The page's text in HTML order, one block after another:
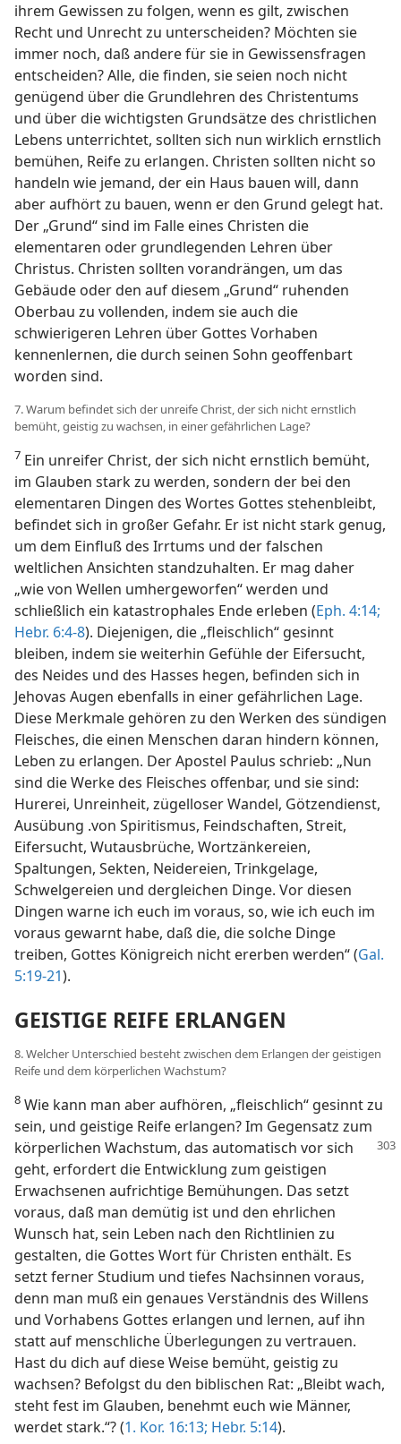
ihrem Gewissen zu folgen, wenn es gilt, zwischen
Recht und Unrecht zu unterscheiden? Möchten sie
immer noch, daß andere für sie in Gewissensfragen
entscheiden? Alle, die finden, sie seien noch nicht
genügend über die Grundlehren des Christentums
und über die wichtigsten Grundsätze des christlichen
Lebens unterrichtet, sollten sich nun wirklich ernstlich
bemühen, Reife zu erlangen. Christen sollten nicht so
handeln wie jemand, der ein Haus bauen will, dann
aber aufhört zu bauen, wenn er den Grund gelegt hat.
Der „Grund“ sind im Falle eines Christen die
elementaren oder grundlegenden Lehren über
Christus. Christen sollten vorandrängen, um das
Gebäude oder den auf diesem „Grund“ ruhenden
Oberbau zu vollenden, indem sie auch die
schwierigeren Lehren über Gottes Vorhaben
kennenlernen, die durch seinen Sohn geoffenbart
worden sind.
7. Warum befindet sich der unreife Christ, der sich nicht ernstlich
bemüht, geistig zu wachsen, in einer gefährlichen Lage?
7 Ein unreifer Christ, der sich nicht ernstlich bemüht,
im Glauben stark zu werden, sondern der bei den
elementaren Dingen des Wortes Gottes stehenbleibt,
befindet sich in großer Gefahr. Er ist nicht stark genug,
um dem Einfluß des Irrtums und der falschen
weltlichen Ansichten standzuhalten. Er mag daher
„wie von Wellen umhergeworfen“ werden und
schließlich ein katastrophales Ende erleben (Eph. 4:14;
Hebr. 6:4-8). Diejenigen, die „fleischlich“ gesinnt
bleiben, indem sie weiterhin Gefühle der Eifersucht,
des Neides und des Hasses hegen, befinden sich in
Jehovas Augen ebenfalls in einer gefährlichen Lage.
Diese Merkmale gehören zu den Werken des sündigen
Fleisches, die einen Menschen daran hindern können,
Leben zu erlangen. Der Apostel Paulus schrieb: „Nun
sind die Werke des Fleisches offenbar, und sie sind:
Hurerei, Unreinheit, zügelloser Wandel, Götzendienst,
Ausübung .von Spiritismus, Feindschaften, Streit,
Eifersucht, Wutausbrüche, Wortzänkereien,
Spaltungen, Sekten, Neidereien, Trinkgelage,
Schwelgereien und dergleichen Dinge. Vor diesen
Dingen warne ich euch im voraus, so, wie ich euch im
voraus gewarnt habe, daß die, die solche Dinge
treiben, Gottes Königreich nicht ererben werden“ (Gal.
5:19-21).
GEISTIGE REIFE ERLANGEN
8. Welcher Unterschied besteht zwischen dem Erlangen der geistigen
Reife und dem körperlichen Wachstum?
8 Wie kann man aber aufhören, „fleischlich“ gesinnt zu
sein, und geistige Reife erlangen? Im Gegensatz zum
körperlichen Wachstum, das automatisch vor sich
geht, erfordert die Entwicklung zum geistigen
Erwachsenen aufrichtige Bemühungen. Das setzt
voraus, daß man demütig ist und den ehrlichen
Wunsch hat, sein Leben nach den Richtlinien zu
gestalten, die Gottes Wort für Christen enthält. Es
setzt ferner Studium und tiefes Nachsinnen voraus,
denn man muß ein genaues Verständnis des Willens
und Vorhabens Gottes erlangen und lernen, auf ihn
statt auf menschliche Überlegungen zu vertrauen.
Hast du dich auf diese Weise bemüht, geistig zu
wachsen? Befolgst du den biblischen Rat: „Bleibt wach,
steht fest im Glauben, benehmt euch wie Männer,
werdet stark.“? (1. Kor. 16:13; Hebr. 5:14).